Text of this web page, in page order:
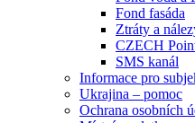
Fond fasáda
Ztráty a
CZECH
SMS kanál
Informace pro
Ukrajina – pomoc
Ochrana osobních